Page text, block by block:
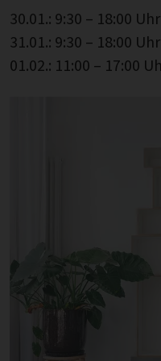
30.01.: 9:30 – 18:00 Uhr
31.01.: 9:30 – 18:00 Uhr
01.02.: 11:00 – 17:00